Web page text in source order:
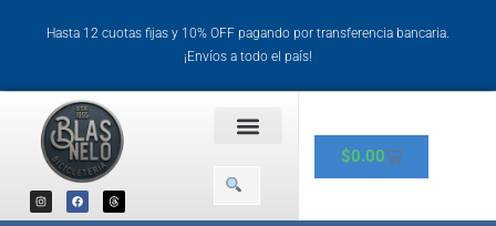
Hasta 12 cuotas fijas y 10% OFF pagando por transferencia bancaria.
¡Envíos a todo el país!
$0.00